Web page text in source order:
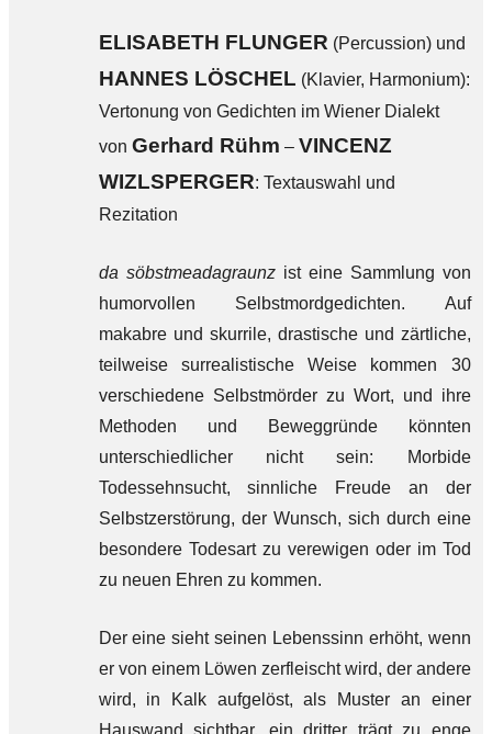
ELISABETH FLUNGER (Percussion) und
HANNES LÖSCHEL (Klavier, Harmonium):
Vertonung von Gedichten im Wiener Dialekt
von Gerhard Rühm – VINCENZ
WIZLSPERGER: Textauswahl und
Rezitation
da söbstmeadagraunzist eine Sammlung von
humorvollen Selbstmordgedichten. Auf
makabre und skurrile, drastische und zärtliche,
teilweise surrealistische Weise kommen 30
verschiedene Selbstmörder zu Wort, und ihre
Methoden und Beweggründe könnten
unterschiedlicher nicht sein: Morbide
Todessehnsucht, sinnliche Freude an der
Selbstzerstörung, der Wunsch, sich durch eine
besondere Todesart zu verewigen oder im Tod
zu neuen Ehren zu kommen.
Der eine sieht seinen Lebenssinn erhöht, wenn
er von einem Löwen zerfleischt wird, der andere
wird, in Kalk aufgelöst, als Muster an einer
Hauswand sichtbar, ein dritter trägt zu enge